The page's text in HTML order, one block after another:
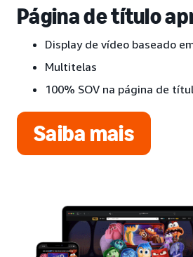
Página de título
Display de vídeo baseado
Multitelas
100% SOV na página de
Saiba mais